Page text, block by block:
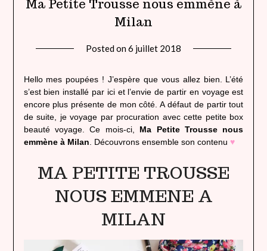
Ma Petite Trousse nous emmène à
Milan
Posted on6 juillet 2018
heavenly
Hello mes poupées ! J’espère que vous allez bien. L’été
s’est bien installé par ici et l’envie de partir en voyage est
encore plus présente de mon côté. A défaut de partir tout
de suite, je voyage par procuration avec cette petite box
beauté voyage. Ce mois-ci, Ma Petite Trousse nous
emmène à Milan . Découvrons ensemble son contenu ♥
MA PETITE TROUSSE
NOUS EMMENE A
MILAN